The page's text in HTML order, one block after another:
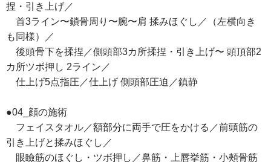
捏・引き上げ／
首3ライン〜鎖骨周り〜腕〜肩 揉みほぐし／（左横向き
も同様）／
後頭骨下を揉捏／側頭部3カ所揉捏・引き上げ〜 頭頂部2
カ所ツボ押し 2ライン／
仕上げ5点指圧／仕上げ 側頭部圧迫／鎮静
●04_顔の施術
フェイスタオル／額部分に両手で圧をかける／前頭筋の
引き上げと揉みほぐし／
眼瞼筋のほぐし・ツボ押し／鼻筋・上唇挙筋・小頰骨筋